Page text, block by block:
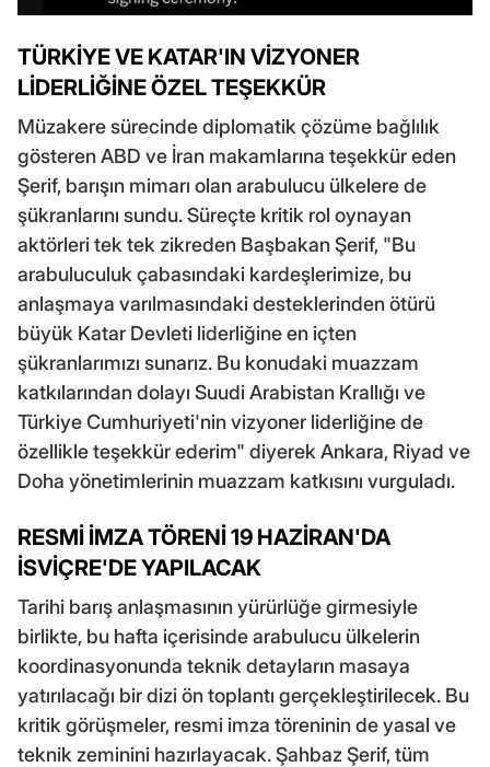
TÜRKİYE VE KATAR'IN VİZYONER
LİDERLİĞİNE ÖZEL TEŞEKKÜR
Müzakere sürecinde diplomatik çözüme bağlılık
gösteren ABD ve İran makamlarına teşekkür eden
Şerif, barışın mimarı olan arabulucu ülkelere de
şükranlarını sundu. Süreçte kritik rol oynayan
aktörleri tek tek zikreden Başbakan Şerif, "Bu
arabuluculuk çabasındaki kardeşlerimize, bu
anlaşmaya varılmasındaki desteklerinden ötürü
büyük Katar Devleti liderliğine en içten
şükranlarımızı sunarız. Bu konudaki muazzam
katkılarından dolayı Suudi Arabistan Krallığı ve
Türkiye Cumhuriyeti'nin vizyoner liderliğine de
özellikle teşekkür ederim" diyerek Ankara, Riyad ve
Doha yönetimlerinin muazzam katkısını vurguladı.
RESMİ İMZA TÖRENİ 19 HAZİRAN'DA
İSVİÇRE'DE YAPILACAK
Tarihi barış anlaşmasının yürürlüğe girmesiyle
birlikte, bu hafta içerisinde arabulucu ülkelerin
koordinasyonunda teknik detayların masaya
yatırılacağı bir dizi ön toplantı gerçekleştirilecek. Bu
kritik görüşmeler, resmi imza töreninin de yasal ve
teknik zeminini hazırlayacak. Şahbaz Şerif, tüm